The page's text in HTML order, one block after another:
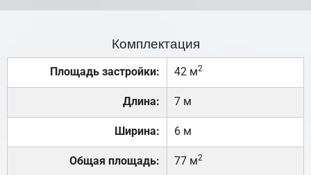
Комплектация
Площадь застройки: 42 м2
Длина: 7 м
Ширина: 6 м
Общая площадь: 77 м2